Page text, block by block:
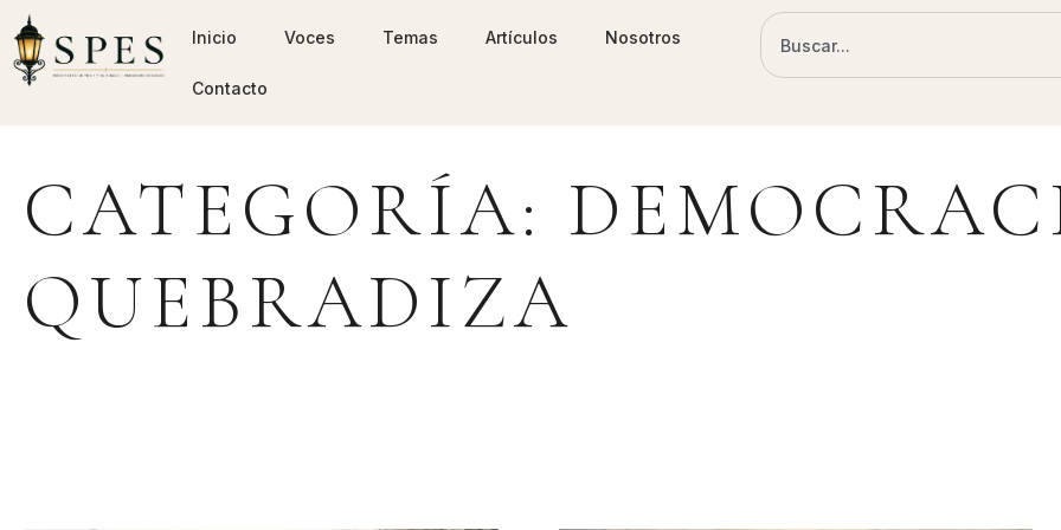
Inicio Voces Temas Artículos Nosotros
Contacto
CATEGORÍA:
QUEBRADIZA